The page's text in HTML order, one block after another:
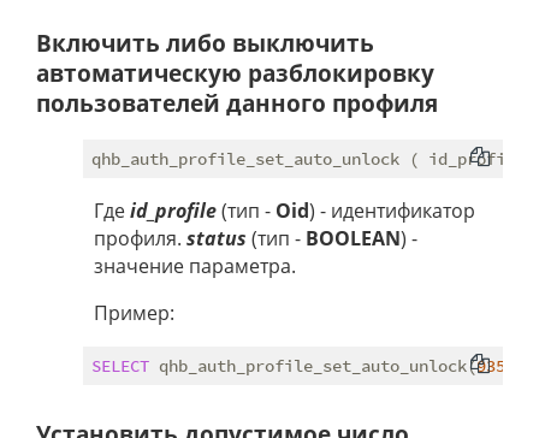
Включить либо выключить
автоматическую разблокировку
пользователей данного профиля
Гдеid_profile(тип - Oid) - идентификатор
профиля. status (тип - BOOLEAN) -
значение параметра.
Пример:
SELECT qhb_auth_profile_set_auto_unlock(9352